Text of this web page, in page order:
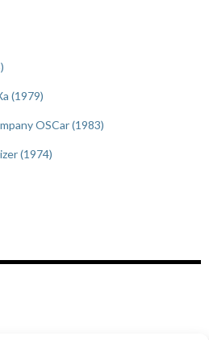
(1979)
OSCar (1983)
(1974)